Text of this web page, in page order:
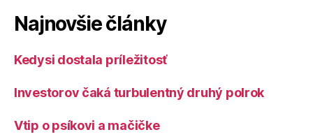
Najnovšie články
Kedysi dostala príležitosť
Investorov čaká turbulentný druhý polrok
Vtip o psíkovi a mačičke